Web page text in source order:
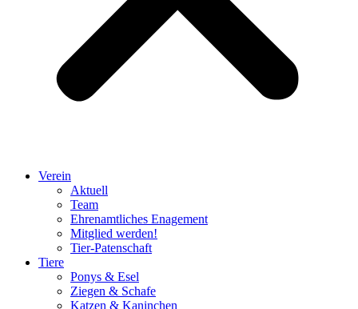
Verein
Aktuell
Team
Ehrenamtliches Enagement
Mitglied werden!
Tier-Patenschaft
Tiere
Ponys & Esel
Ziegen & Schafe
Katzen & Kaninchen